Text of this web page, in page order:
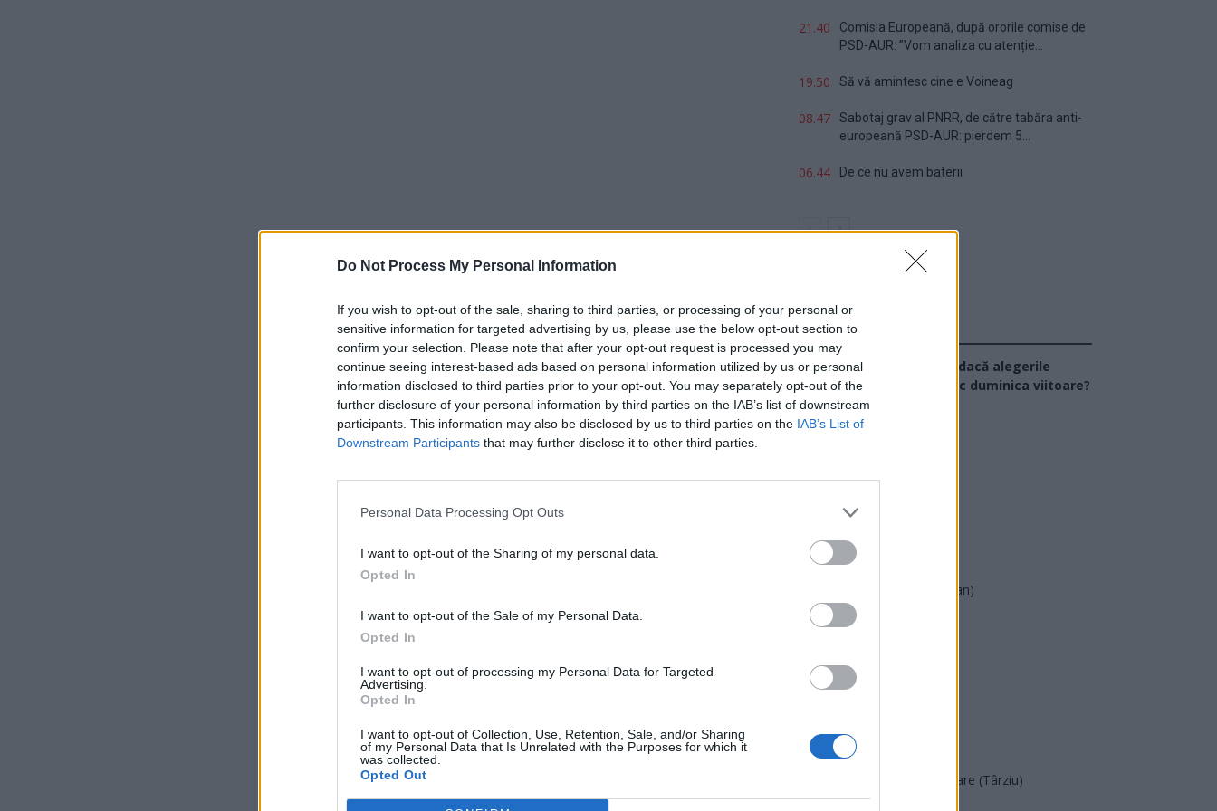
Do Not Process My Personal Information
If you wish to opt-out of the sale, sharing to third parties, or processing of your personal or
sensitive information for targeted advertising by us, please use the below opt-out section to
confirm your selection. Please note that after your opt-out request is processed you may
continue seeing interest-based ads based on personal information utilized by us or personal
information disclosed to third parties prior to your opt-out. You may separately opt-out of the
further disclosure of your personal information by third parties on the IAB’s list of downstream
participants. This information may also be disclosed by us to third parties on the IAB’s List of
Downstream Participants that may further disclose it to other third parties.
Personal Data Processing Opt Outs
I want to opt-out of the Sharing of my personal data.
Opted In
I want to opt-out of the Sale of my Personal Data.
Opted In
I want to opt-out of processing my Personal Data for Targeted
Advertising.
Opted In
I want to opt-out of Collection, Use, Retention, Sale, and/or Sharing
of my Personal Data that Is Unrelated with the Purposes for which it
was collected.
Opted Out
21.40
Comisia Europeană, după ororile comise de
PSD-AUR: ”Vom analiza cu atenție...
19.50 Să vă amintesc cine e Voineag
08.47
Sabotaj grav al PNRR, de către tabăra anti-
europeană PSD-AUR: pierdem 5...
06.44 De ce nu avem baterii
Sondaj
Ce partid ați vota dacă alegerile
parlamentare ar avea loc duminica viitoare?
USR
PSD
AUR
PMP (Tomac)
Forța Dreptei (L. Orban)
PNȚMM
SENS
PACE (Peia)
Acțiunea Conservatoare (Târziu)